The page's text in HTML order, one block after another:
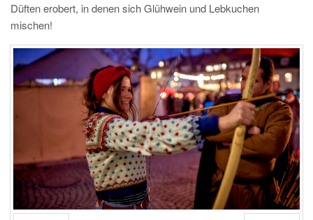
Düften erobert, in denen sich Glühwein und Lebkuchen
mischen!